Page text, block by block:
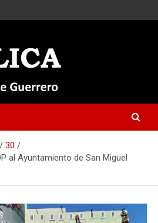
30
al Ayuntamiento de San Miguel